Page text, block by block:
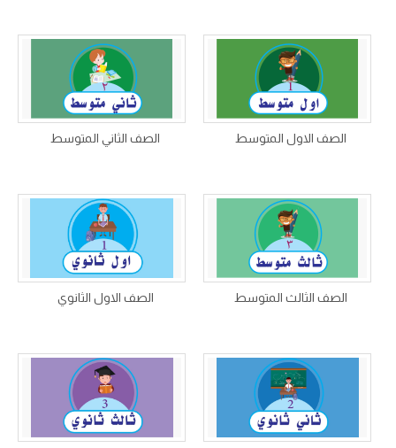
الصف الاول المتوسط الصف الثاني المتوسط
الصف الثالث المتوسط الصف الاول الثانوي